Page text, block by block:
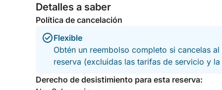
Detalles a saber
Política de cancelación
Flexible
Obtén un reembolso completo si cancelas
reserva (excluidas las tarifas de servicio y
Derecho de desistimiento para esta reserva: